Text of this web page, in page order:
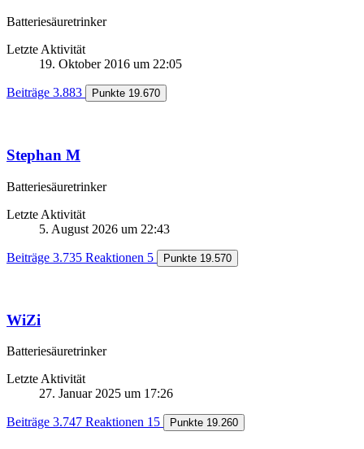
Batteriesäuretrinker
Letzte Aktivität
19. Oktober 2016 um 22:05
Beiträge 3.883 Punkte 19.670
Stephan M
Batteriesäuretrinker
Letzte Aktivität
5. August 2026 um 22:43
Beiträge 3.735 Reaktionen 5 Punkte 19.570
WiZi
Batteriesäuretrinker
Letzte Aktivität
27. Januar 2025 um 17:26
Beiträge 3.747 Reaktionen 15 Punkte 19.260